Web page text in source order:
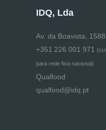
IDQ, Lda
Av. da Boavista,
+351 226 001 971 (
para rede fixa nacional)
Qualfood
qualfood@idq.pt